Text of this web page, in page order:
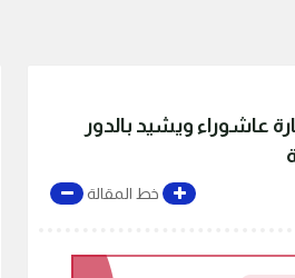
عاشوراء ويشيد بالدور
خط المقالة